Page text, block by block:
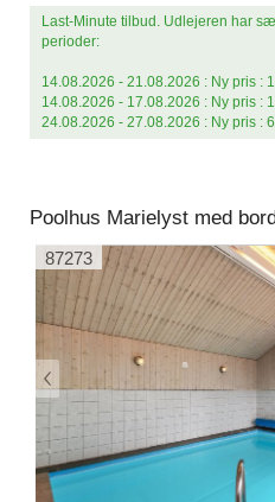
Last-Minute tilbud. Udlejeren har
perioder:
14.08.2026 - 21.08.2026 : Ny pris :
14.08.2026 - 17.08.2026 : Ny pris :
24.08.2026 - 27.08.2026 : Ny pris :
87273